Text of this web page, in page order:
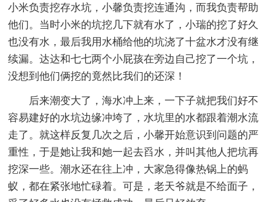
小米负责挖存水坑，小馨负责挖连通沟，而我负责帮助
他们。当时小米的坑挖几下就有水了，小瑞的挖了好久
也没有水，最后我用水桶给他的坑浇了十盆水才没有继
续漏。达达和七七两个小屁孩在旁边自己挖了一个坑，
没想到他们俩挖的竟然比我们的还深！
后来潮变大了，海水冲上来，一下子就把我们好不
容易建好的水坑边缘冲垮了，水坑里的水都跟着潮水流
走了。就这样反复几次之后，小馨开始意识到问题的严
重性，于是她让我和她一起去舀水，并叫其他人把坑再
挖深一些。潮水还在往上冲，大家急得像热锅上的蚂
蚁，都在紧张地忙碌着。可是，老天爷就是不给面子，